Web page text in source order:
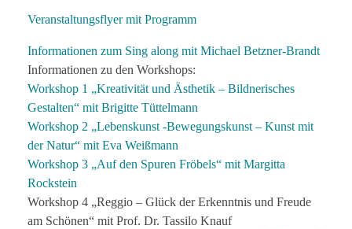
Veranstaltungsflyer mit Programm
Informationen zum Sing along mit Michael Betzner-Brandt
Informationen zu den Workshops:
Workshop 1 „Kreativität und Ästhetik – Bildnerisches
Gestalten“ mit Brigitte Tüttelmann
Workshop 2 „Lebenskunst -Bewegungskunst – Kunst mit
der Natur“ mit Eva Weißmann
Workshop 3 „Auf den Spuren Fröbels“ mit Margitta
Rockstein
Workshop 4 „Reggio – Glück der Erkenntnis und Freude
am Schönen“ mit Prof. Dr. Tassilo Knauf